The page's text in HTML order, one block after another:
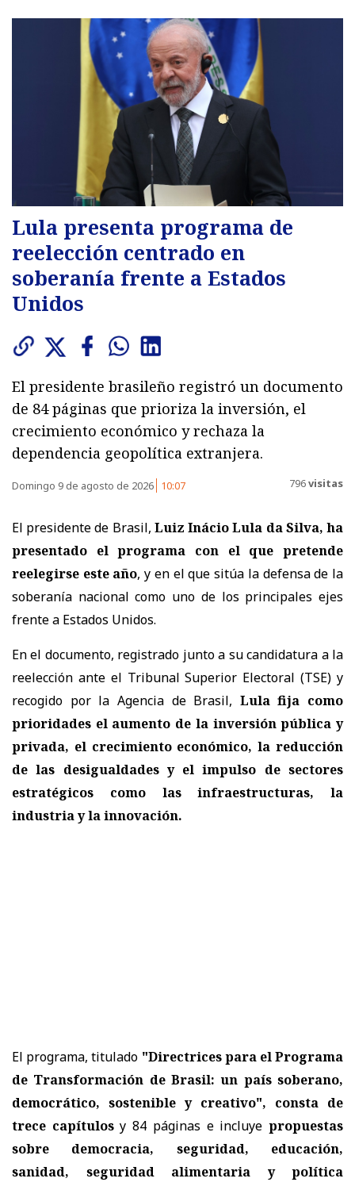
Lula presenta programa de
reelección centrado en
soberanía frente a Estados
Unidos
El presidente brasileño registró un documento
de 84 páginas que prioriza la inversión, el
crecimiento económico y rechaza la
dependencia geopolítica extranjera.
Domingo 9 de agosto de 2026 10:07 796visitas
El presidente de Brasil, Luiz Inácio Lula da Silva, ha
presentado el programa con el que pretende
reelegirse este año, y en el que sitúa la defensa de la
soberanía nacional como uno de los principales ejes
frente a Estados Unidos.
En el documento, registrado junto a su candidatura a la
reelección ante el Tribunal Superior Electoral (TSE) y
recogido por la Agencia de Brasil, Lula fija como
prioridades el aumento de la inversión pública y
privada, el crecimiento económico, la reducción
de las desigualdades y el impulso de sectores
estratégicos como las infraestructuras, la
industria y la innovación.
El programa, titulado "Directrices para el Programa
de Transformación de Brasil: un país soberano,
democrático, sostenible y creativo", consta de
trece capítulosy 84 páginas e incluyepropuestas
sobre democracia, seguridad, educación,
sanidad, seguridad alimentaria y política